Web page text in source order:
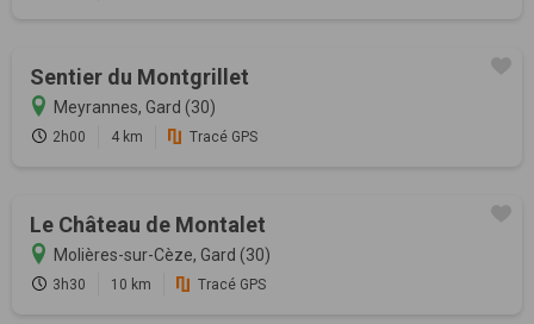
Sentier du Montgrillet
Meyrannes, Gard (30)
2h00 4 km Tracé GPS
Le Château de Montalet
Molières-sur-Cèze, Gard (30)
3h30 10 km Tracé GPS